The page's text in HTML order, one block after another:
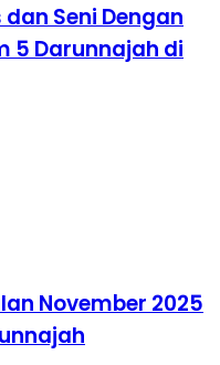
Seni Dengan
5 Darunnajah di
November 2025